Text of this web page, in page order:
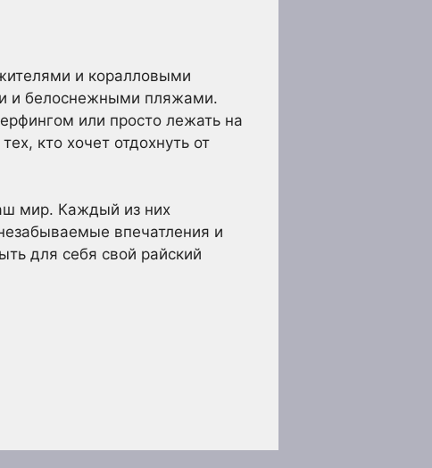
и коралловыми
и белоснежными пляжами.
или просто лежать на
кто хочет отдохнуть от
мир. Каждый из них
впечатления и
для себя свой райский